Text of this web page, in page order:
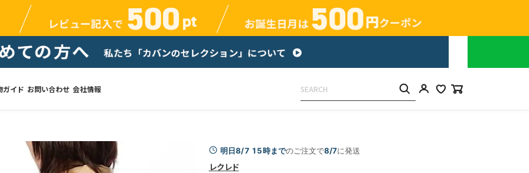
ガイド お問い合わせ 会社情報
明日8/7 15時までのご注文で8/7に発送
レクレド